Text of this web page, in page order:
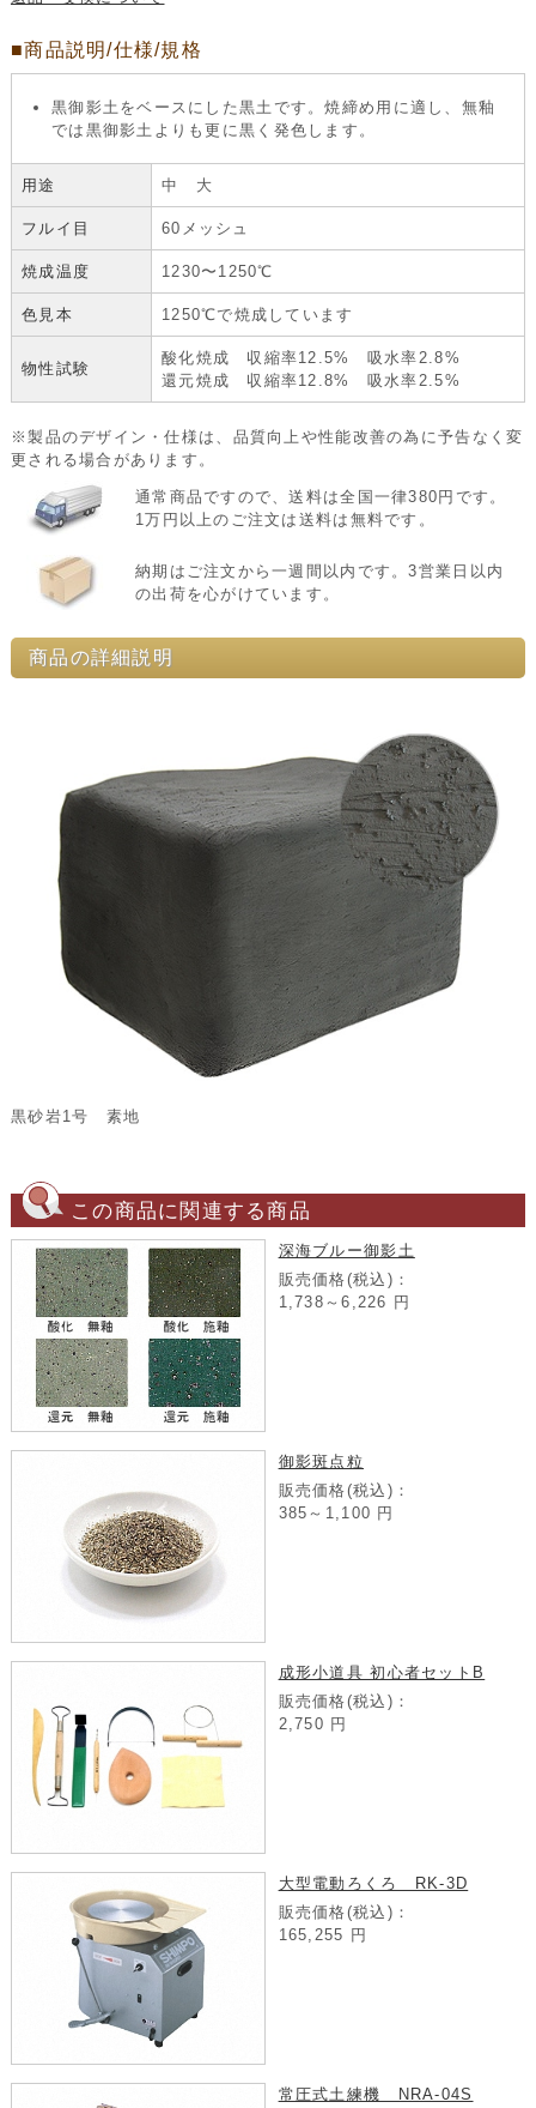
■商品説明/仕様/規格
黒御影土をベースにした黒土です。焼締め用に適し、無釉
では黒御影土よりも更に黒く発色します。
用途 中 大
フルイ目 60メッシュ
焼成温度 1230〜1250℃
色見本 1250℃で焼成しています
物性試験
酸化焼成 収縮率12.5% 吸水率2.8%
還元焼成 収縮率12.8% 吸水率2.5%
※製品のデザイン・仕様は、品質向上や性能改善の為に予告なく変
更される場合があります。
通常商品ですので、送料は全国一律380円です。
1万円以上のご注文は送料は無料です。
納期はご注文から一週間以内です。3営業日以内
の出荷を心がけています。
商品の詳細説明
黒砂岩1号 素地
この商品に関連する商品
深海ブルー御影土
販売価格(税込)：
1,738～6,226 円
御影斑点粒
販売価格(税込)：
385～1,100 円
成形小道具 初心者セットB
販売価格(税込)：
2,750 円
大型電動ろくろ RK-3D
販売価格(税込)：
165,255 円
常圧式土練機 NRA-04S